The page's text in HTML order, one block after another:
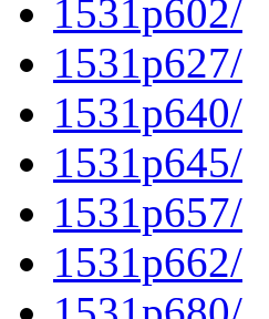
1531p602/
1531p627/
1531p640/
1531p645/
1531p657/
1531p662/